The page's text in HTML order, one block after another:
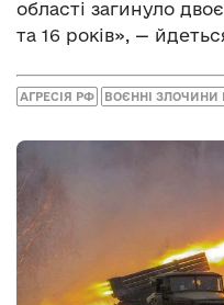
області загинуло
та 16 років», —
АГРЕСІЯ РФ ВОЄННІ ЗЛОЧИНИ